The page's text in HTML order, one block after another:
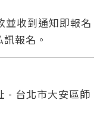
並收到通知即報名
訊報名。
- 台北市大安區師